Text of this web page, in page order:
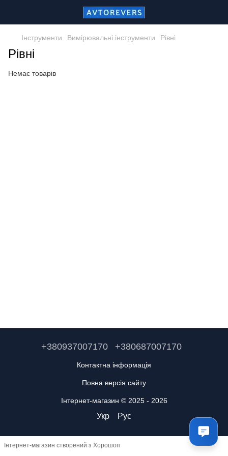
Інструменти Вимірювальні інструменти Рівні
Рівні
Немає товарів
+380937007170 +380687007170
Контактна інформація
Повна версія сайту
Інтернет-магазин © 2025 - 2026
Укр Рус
Інтернет-магазин створений з Хорошоп